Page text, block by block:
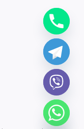
Hide
chaty